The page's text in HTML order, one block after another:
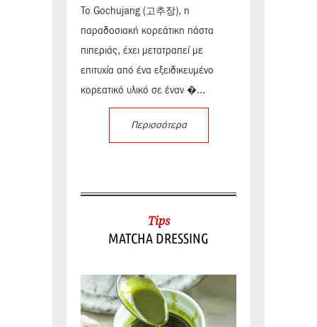
Το Gochujang (고추장), η
παραδοσιακή κορεάτικη πάστα
πιπεριάς, έχει μετατραπεί με
επιτυχία από ένα εξειδικευμένο
κορεατικό υλικό σε έναν �...
Περισσότερα
Tips
MATCHA DRESSING